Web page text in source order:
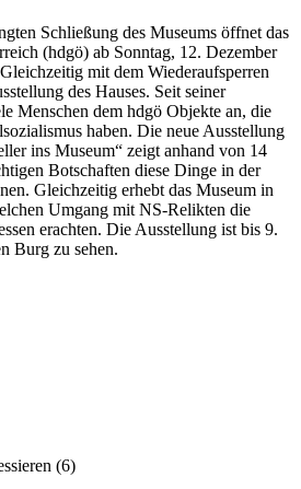
Schließung des Museums öffnet das
(hdgö) ab Sonntag, 12. Dezember
mit dem Wiederaufsperren
des Hauses. Seit seiner
Menschen dem hdgö Objekte an, die
haben. Die neue Ausstellung
ins Museum“ zeigt anhand von 14
Botschaften diese Dinge in der
Gleichzeitig erhebt das Museum in
Umgang mit NS-Relikten die
erachten. Die Ausstellung ist bis 9.
Burg zu sehen.
(6)